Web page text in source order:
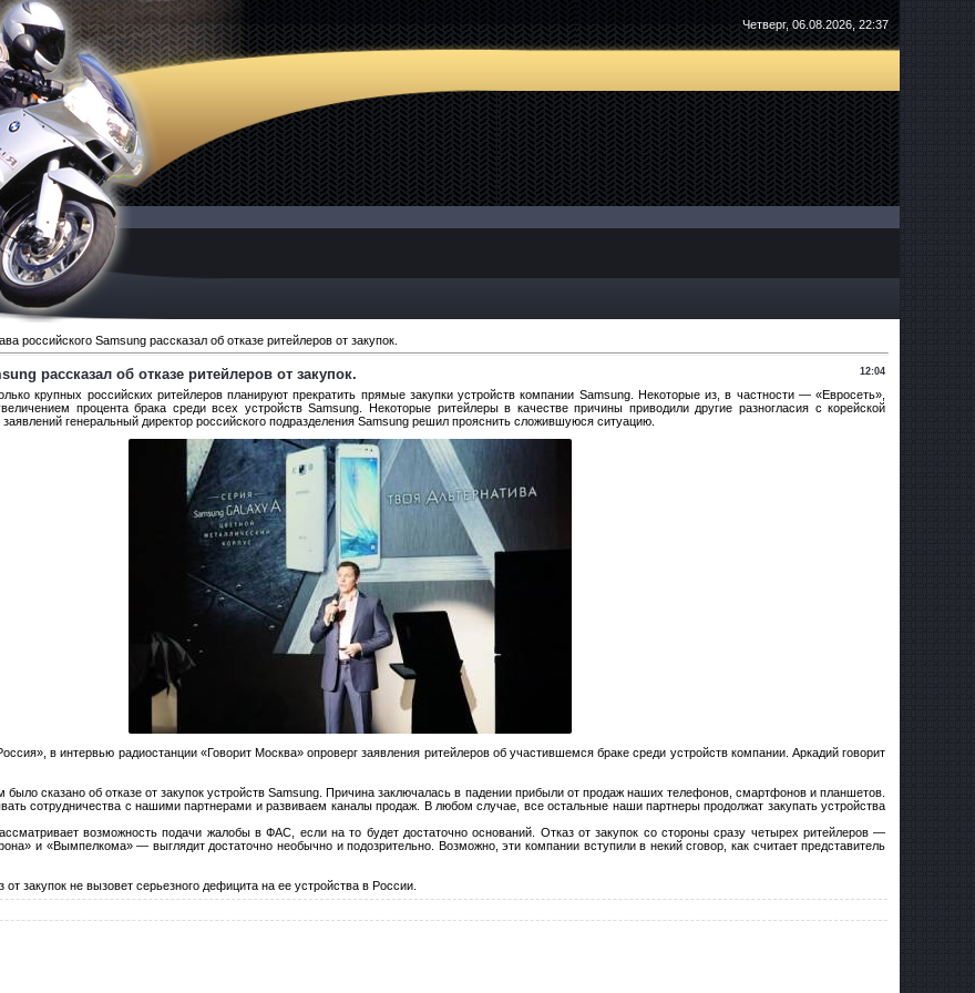
Четверг, 06.08.2026, 22:37
российского Samsung рассказал об отказе ритейлеров от закупок.
12:04
рассказал об отказе ритейлеров от закупок.
крупных российских ритейлеров планируют прекратить прямые закупки устройств компании Samsung. Некоторые из, в частности — «Евросеть»,
процента брака среди всех устройств Samsung. Некоторые ритейлеры в качестве причины приводили другие разногласия с корейской
генеральный директор российского подразделения Samsung решил прояснить сложившуюся ситуацию.
в интервью радиостанции «Говорит Москва» опроверг заявления ритейлеров об участившемся браке среди устройств компании. Аркадий говорит
сказано об отказе от закупок устройств Samsung. Причина заключалась в падении прибыли от продаж наших телефонов, смартфонов и планшетов.
сотрудничества с нашими партнерами и развиваем каналы продаж. В любом случае, все остальные наши партнеры продолжат закупать устройства
возможность подачи жалобы в ФАС, если на то будет достаточно оснований. Отказ от закупок со стороны сразу четырех ритейлеров —
и «Вымпелкома» — выглядит достаточно необычно и подозрительно. Возможно, эти компании вступили в некий сговор, как считает представитель
от закупок не вызовет серьезного дефицита на ее устройства в России.